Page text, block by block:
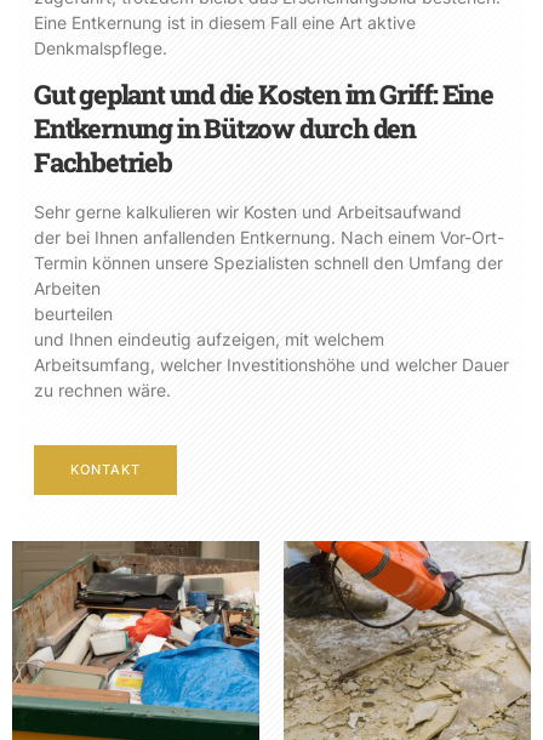
Eine Entkernung ist in diesem Fall eine Art aktive
Denkmalspflege.
Gut geplant und die Kosten im Griff: Eine
Entkernung in Bützow durch den
Fachbetrieb
Sehr gerne kalkulieren wir Kosten und Arbeitsaufwand
der bei Ihnen anfallenden Entkernung. Nach einem Vor-Ort-
Termin können unsere Spezialisten schnell den Umfang der
Arbeiten
beurteilen
und Ihnen eindeutig aufzeigen, mit welchem
Arbeitsumfang, welcher Investitionshöhe und welcher Dauer
zu rechnen wäre.
KONTAKT